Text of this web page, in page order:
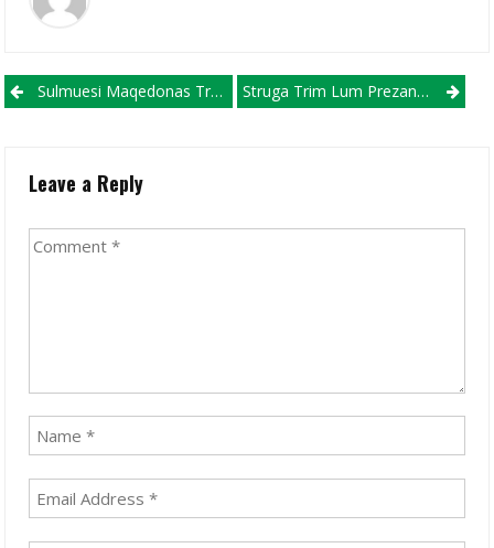
Post navigation
Sulmuesi Maqedonas Trajkov, I Bashkohet Skuadrës Shqiptare Të KF Vora Struga Trim Lum Prezantoi Mbrojtësin Gjigand, Landrit Rama!
Leave a Reply